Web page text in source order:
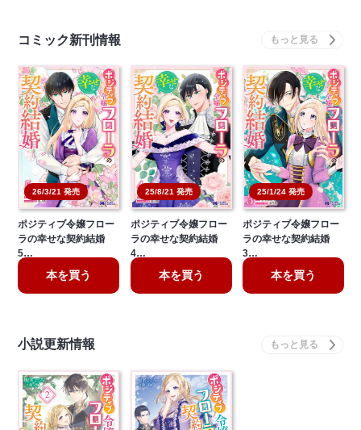
コミック新刊情報
26/3/21 発売
ポジティブ令嬢フロー
ラの幸せな契約結婚
5…
本を買う
25/8/21 発売
ポジティブ令嬢フロー
ラの幸せな契約結婚
4…
本を買う
25/1/24 発売
ポジティブ令嬢フロー
ラの幸せな契約結婚
3…
本を買う
小説更新情報